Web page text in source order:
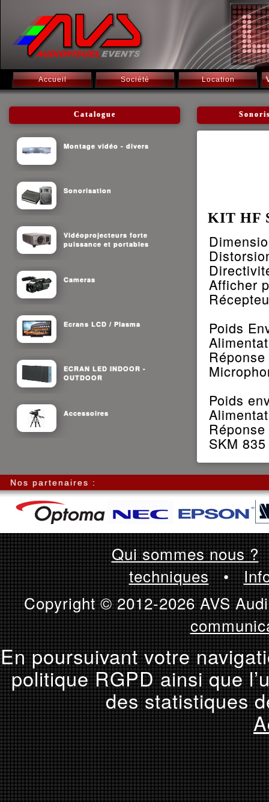
Accueil Société Location
Catalogue
Montage vidéo - divers
Sonorisation
Vidéoprojecteurs forte
puissance et portables
Cameras
Ecrans LCD / Plasma
ECRAN LED INDOOR -
OUTDOOR
Accessoires
KIT HF
Afficher
Poids
Poids
SKM
Nos partenaires :
Qui sommes nous ?
techniques•
Copyright © 2012-2026 AVS
En poursuivant votre
politique RGPD ainsi que
des statistiques